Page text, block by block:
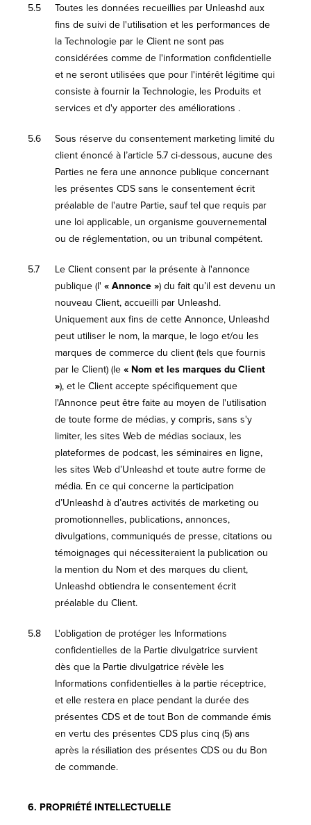
5.5
Toutes les données recueillies par Unleashd aux
fins de suivi de l'utilisation et les performances de
la Technologie par le Client ne sont pas
considérées comme de l'information confidentielle
et ne seront utilisées que pour l'intérêt légitime qui
consiste à fournir la Technologie, les Produits et
services et d'y apporter des améliorations .
5.6
Sous réserve du consentement marketing limité du
client énoncé à l’article 5.7 ci-dessous, aucune des
Parties ne fera une annonce publique concernant
les présentes CDS sans le consentement écrit
préalable de l'autre Partie, sauf tel que requis par
une loi applicable, un organisme gouvernemental
ou de réglementation, ou un tribunal compétent.
5.7
Le Client consent par la présente à l'annonce
publique (l'« Annonce ») du fait qu’il est devenu un
nouveau Client, accueilli par Unleashd.
Uniquement aux fins de cette Annonce, Unleashd
peut utiliser le nom, la marque, le logo et/ou les
marques de commerce du client (tels que fournis
par le Client) (le « Nom et les marques du Client
»), et le Client accepte spécifiquement que
l'Annonce peut être faite au moyen de l'utilisation
de toute forme de médias, y compris, sans s'y
limiter, les sites Web de médias sociaux, les
plateformes de podcast, les séminaires en ligne,
les sites Web d’Unleashd et toute autre forme de
média. En ce qui concerne la participation
d’Unleashd à d’autres activités de marketing ou
promotionnelles, publications, annonces,
divulgations, communiqués de presse, citations ou
témoignages qui nécessiteraient la publication ou
la mention du Nom et des marques du client,
Unleashd obtiendra le consentement écrit
préalable du Client.
5.8
L'obligation de protéger les Informations
confidentielles de la Partie divulgatrice survient
dès que la Partie divulgatrice révèle les
Informations confidentielles à la partie réceptrice,
et elle restera en place pendant la durée des
présentes CDS et de tout Bon de commande émis
en vertu des présentes CDS plus cinq (5) ans
après la résiliation des présentes CDS ou du Bon
de commande.
6. PROPRIÉTÉ INTELLECTUELLE